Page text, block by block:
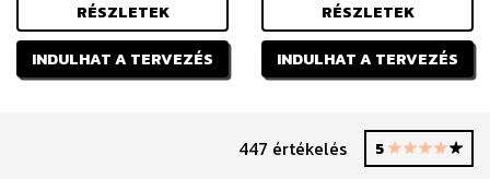
RÉSZLETEK
INDULHAT A TERVEZÉS
RÉSZLETEK
INDULHAT A TERVEZÉS
447 értékelés 5